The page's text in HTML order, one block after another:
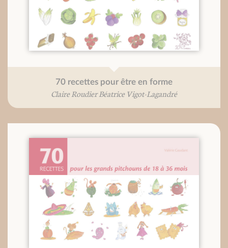
70 recettes pour être en forme
Claire Roudier Béatrice Vigot-Lagandré